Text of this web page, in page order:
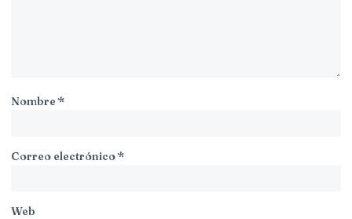
Nombre*
Correo electrónico*
Web